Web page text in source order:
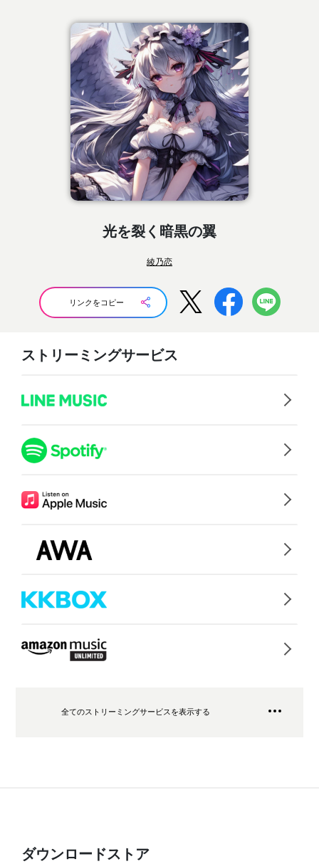
光を裂く暗黒の翼
綾乃恋
リンクをコピー
ストリーミングサービス
全てのストリーミングサービスを表示する
ダウンロードストア